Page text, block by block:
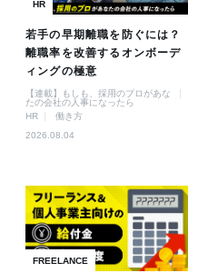
HR
若手の早期離職を防ぐには？
離職率を改善するオンボーデ
ィングの極意
【連載】もしも、採用のプロがあな
たの会社の人事になったら
HR
働き方
2026.08.04
FREELANCE